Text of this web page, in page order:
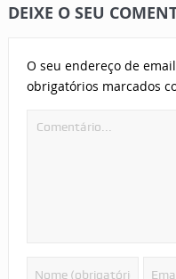
DEIXE O SEU
O seu endereço de
obrigatórios marcados